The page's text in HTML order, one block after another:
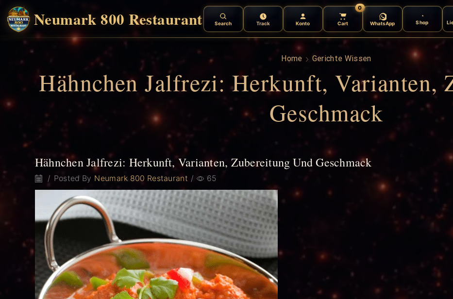
Neumark 800 Restaurant Shop
Search Track Konto Cart
0
WhatsApp
Home Gerichte Wissen
Hähnchen Jalfrezi: Herkunft, Varianten,
Geschmack
Hähnchen Jalfrezi: Herkunft, Varianten, Zubereitung Und Geschmack
/ Posted By Neumark 800 Restaurant / 65